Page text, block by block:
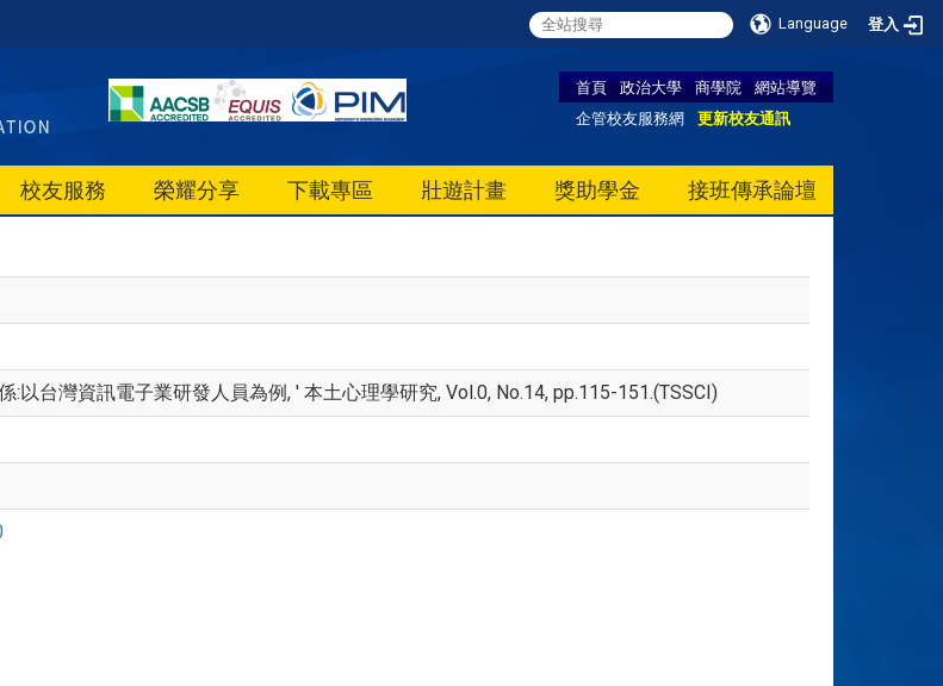
Language 登入
首頁 政治大學 商學院
網站導覽
企管校友服務網
更新校友通訊
校友服務 榮耀分享 下載專區 壯遊計畫 獎助學金 接班傳承論壇
以台灣資訊電子業研發人員為例, ' 本土心理學研究, Vol.0, No.14, pp.115-151.(TSSCI)